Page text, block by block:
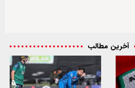
آخرین مطالب